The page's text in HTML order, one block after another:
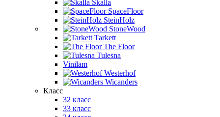
Skalla
SpaceFloor
SteinHolz
StoneWood
Tarkett
The Floor
Tulesna
Vinilam
Westerhof
Wicanders
Класс
32 класс
33 класс